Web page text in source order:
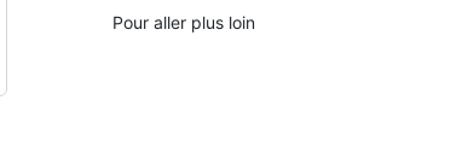
Pour aller plus loin